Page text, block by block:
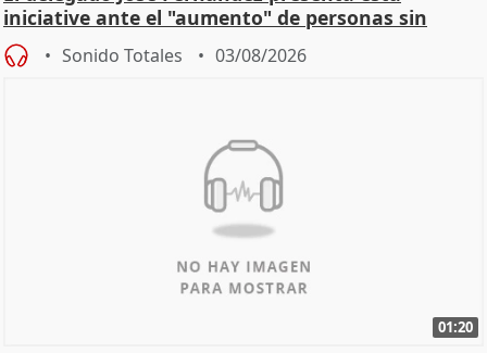
iniciative ante el "aumento" de personas sin
hogar en Madri
Sonido Totales 03/08/2026
01:20